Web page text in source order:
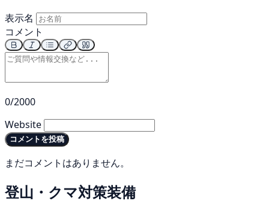
表示名
コメント
0/2000
Website
コメントを投稿
まだコメントはありません。
登山・クマ対策装備